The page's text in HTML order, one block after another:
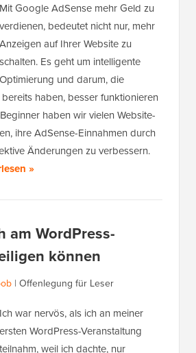
Mit Google AdSense mehr Geld zu
verdienen, bedeutet nicht nur, mehr
Anzeigen auf Ihrer Website zu
schalten. Es geht um intelligente
Optimierung und darum, die
haben, besser funktionieren
haben wir vielen Website-
ihre AdSense-Einnahmen durch
Änderungen zu verbessern.
»
am WordPress-
können
| Offenlegung für Leser
Ich war nervös, als ich an meiner
ersten WordPress-Veranstaltung
teilnahm, weil ich dachte, nur